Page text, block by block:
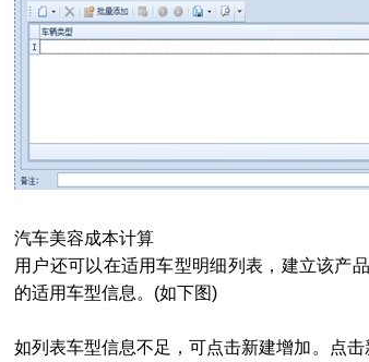
汽车美容成本计算
用户还可以在适用车型明细列表，建立该产
的适用车型信息。(如下图)
如列表车型信息不足，可点击新建增加。点